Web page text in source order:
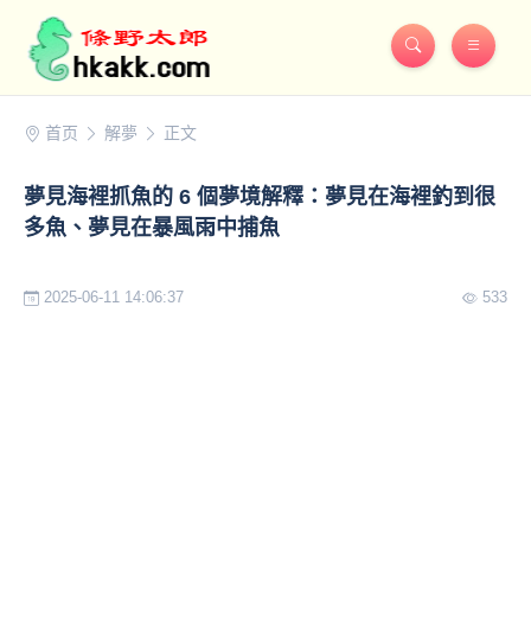
首页 解夢 正文
夢見海裡抓魚的 6 個夢境解釋：夢見在海裡釣到很
多魚、夢見在暴風雨中捕魚
2025-06-11 14:06:37 533